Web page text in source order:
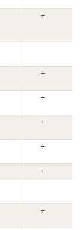
+
+
+
+
+
+
+